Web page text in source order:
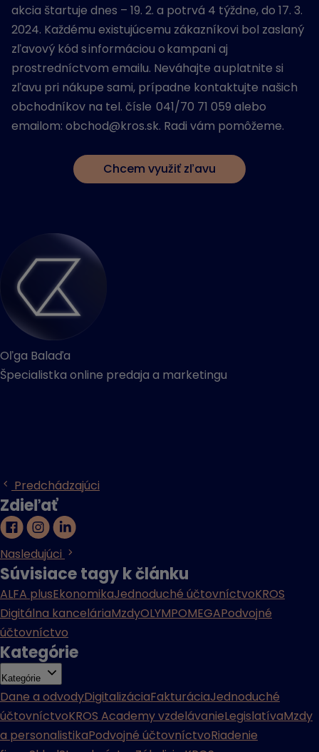
akcia štartuje dnes – 19. 2. a potrvá 4 týždne, do 17. 3.
2024. Každému existujúcemu zákazníkovi bol zaslaný
zľavový kód s informáciou o kampani aj
prostredníctvom emailu. Neváhajte a uplatnite si
zľavu pri nákupe sami, prípadne kontaktujte našich
obchodníkov na tel. čísle 041/70 71 059 alebo
emailom: obchod@kros.sk. Radi vám pomôžeme.
Chcem využiť zľavu
Oľga Balaďa
Špecialistka online predaja a marketingu
Predchádzajúci
Zdieľať
Nasledujúci
Súvisiace tagy k článku
ALFA plusEkonomikaJednoduché účtovníctvoKROS
Digitálna kanceláriaMzdyOLYMPOMEGAPodvojné
účtovníctvo
Kategórie
Kategórie
Dane a odvodyDigitalizáciaFakturáciaJednoduché
účtovníctvoKROS Academy vzdelávanieLegislatívaMzdy
a personalistikaPodvojné účtovníctvoRiadenie